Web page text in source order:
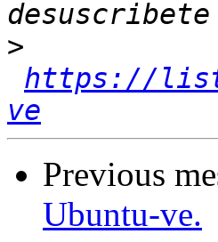
>
https://
ve
Previous
Ubuntu-ve.